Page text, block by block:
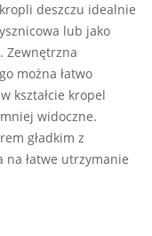
deszczu idealnie
lub jako
Zewnętrzna
można łatwo
kształcie kropel
widoczne.
gładkim z
łatwe utrzymanie